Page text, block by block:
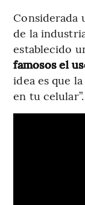
Considerada
de la
establecido
famosos el
idea es que
en tu celular”.